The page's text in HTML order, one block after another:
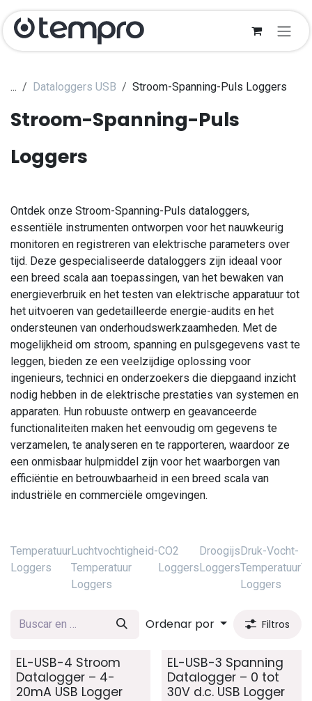
Ir al contenido
... Dataloggers USB Stroom-Spanning-Puls Loggers
Stroom-Spanning-Puls
Loggers
Ontdek onze Stroom-Spanning-Puls dataloggers,
essentiële instrumenten ontworpen voor het nauwkeurig
monitoren en registreren van elektrische parameters over
tijd. Deze gespecialiseerde dataloggers zijn ideaal voor
een breed scala aan toepassingen, van het bewaken van
energieverbruik en het testen van elektrische apparatuur tot
het uitvoeren van gedetailleerde energie-audits en het
ondersteunen van onderhoudswerkzaamheden. Met de
mogelijkheid om stroom, spanning en pulsgegevens vast te
leggen, bieden ze een veelzijdige oplossing voor
ingenieurs, technici en onderzoekers die diepgaand inzicht
nodig hebben in de elektrische prestaties van systemen en
apparaten. Hun robuuste ontwerp en geavanceerde
functionaliteiten maken het eenvoudig om gegevens te
verzamelen, te analyseren en te rapporteren, waardoor ze
een onmisbaar hulpmiddel zijn voor het waarborgen van
efficiëntie en betrouwbaarheid in een breed scala van
industriële en commerciële omgevingen.
Temperatuur
Loggers
Luchtvochtigheid-
Temperatuur
Loggers
CO2
Loggers
Droogijs
Loggers
Druk-Vocht-
Temperatuur
Loggers
Ordenar por Filtros
EL-USB-4 Stroom
Datalogger – 4-
20mA USB Logger
EL-USB-3 Spanning
Datalogger – 0 tot
30V d.c. USB Logger